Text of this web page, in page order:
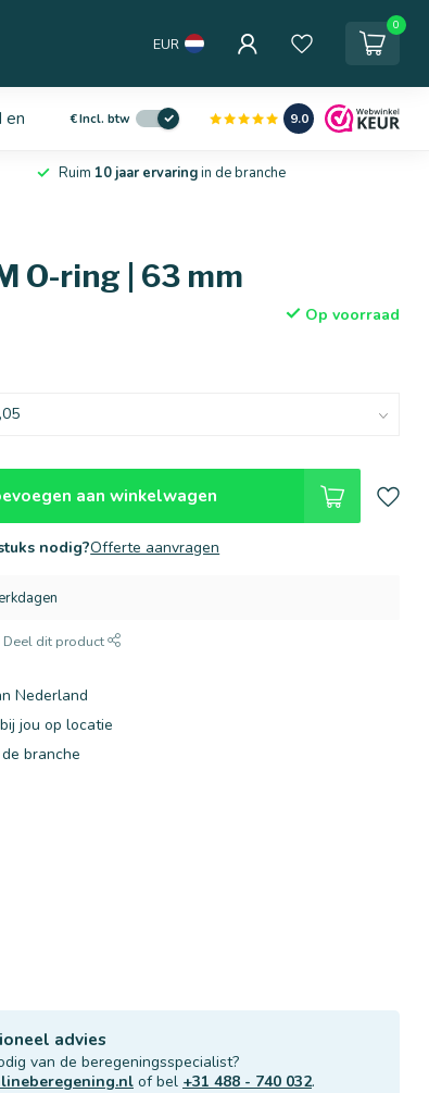
EUR
0
en service
€Incl. btw 9.0
Ruim 10 jaar ervaringin de branche
O-ring | 63 mm
Op voorraad
aan winkelwagen
nodig?Offerte aanvragen
Deel dit product
Nederland
jou op locatie
branche
advies
van de beregeningsspecialist?
of bel +31 488 - 740 032.